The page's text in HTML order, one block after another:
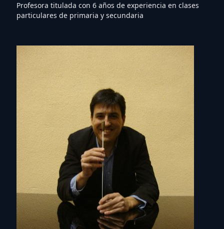
Profesora titulada con 6 años de experiencia en clases
particulares de primaria y secundaria